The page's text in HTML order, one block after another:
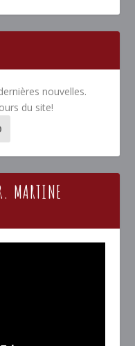
nouvelles.
du site!
MARTINE